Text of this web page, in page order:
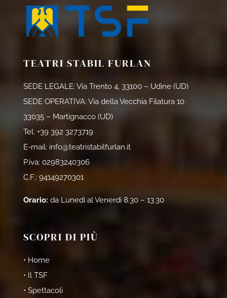
TEATRI STABIL FURLAN
SEDE LEGALE: Via Trento 4, 33100 – Udine (UD)
SEDE OPERATIVA: Via della Vecchia Filatura 10
33035 – Martignacco (UD)
Tel. +39 392 3273719
E-mail: info@teatristabilfurlan.it
P.iva: 02983240306
C.F.: 94149270301
Orario: da Lunedì al Venerdì 8.30 – 13.30
SCOPRI DI PIÙ
• Home
• Il TSF
• Spettacoli